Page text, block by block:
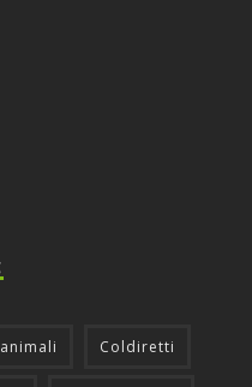
animali Coldiretti